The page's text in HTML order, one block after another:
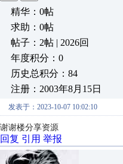
精华：0帖
求助：0帖
帖子：2帖 | 2026回
年度积分：0
历史总积分：84
注册：2003年8月15日
发表于：2023-10-07 10:02:10
谢谢楼分享资源
回复 引用 举报